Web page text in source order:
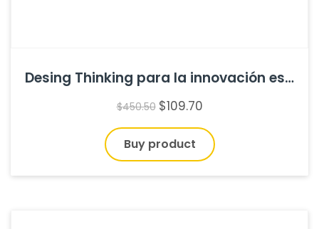
Desing Thinking para la innovación estratégica de Idris Mootee
$450.50 $109.70
Buy product